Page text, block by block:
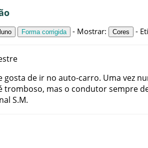
Forma corrigida - Mostrar: Cores -
gosta de ir no auto-carro. Uma vez
tromboso, mas o condutorsempre
S.M.